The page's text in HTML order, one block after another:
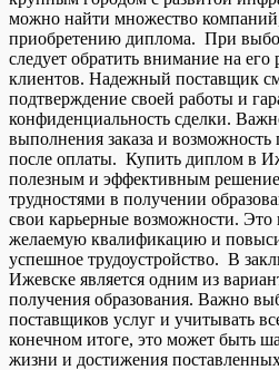
можно найти множество
приобретению диплома. При
следует обратить внимание на
клиентов. Надежный поставщик
подтверждение своей работы и
конфиденциальность сделки.
выполнения заказа и возможность
после оплаты. Купить диплом в
полезным и эффективным
трудностями в получении
свои карьерные возможности. Это
желаемую квалификацию и
успешное трудоустройство. В
Ижевске является одним из
получения образования. Важно
поставщиков услуг и учитывать
конечном итоге, это может быть
жизни и достижения